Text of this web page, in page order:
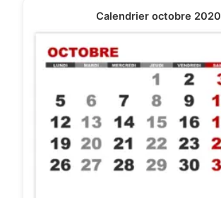
Calendrier octobre 2020